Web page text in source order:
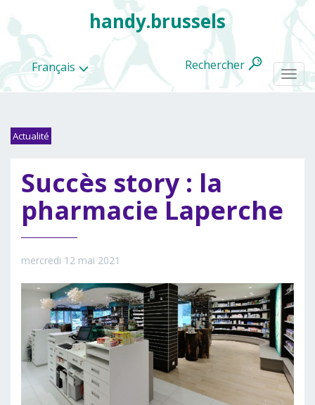
Français
handy.brussels
Rechercher
Actualité
Succès story : la
pharmacie Laperche
mercredi 12 mai 2021
les
categories